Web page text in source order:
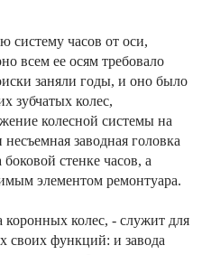
систему часов от оси,
всем ее осям требовало
заняли годы, и оно было
зубчатых колес,
колесной системы на
заводная головка
стенке часов, а
элементом ремонтуара.
коронных колес, - служит для
своих функций: и завода